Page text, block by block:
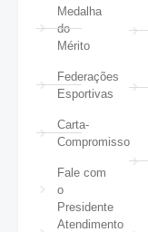
Medalha
do
Mérito
Federações
Esportivas
Carta-
Compromisso
Fale com
o
Presidente
Atendimento